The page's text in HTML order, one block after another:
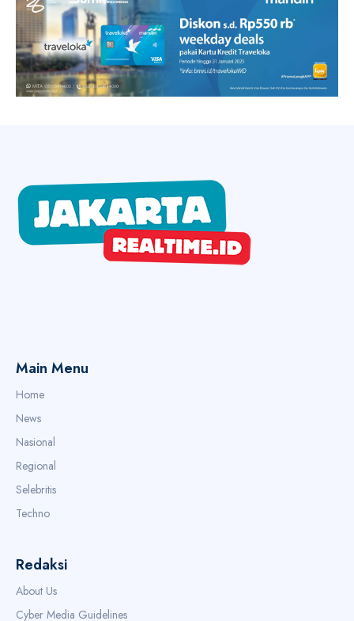
Main Menu
Home
News
Nasional
Regional
Selebritis
Techno
Redaksi
About Us
Cyber Media Guidelines